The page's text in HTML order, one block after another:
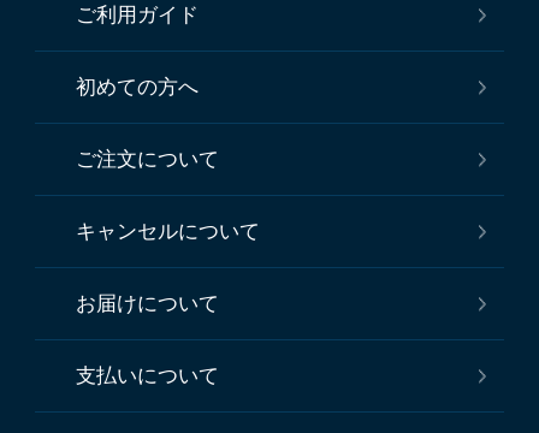
ご利用ガイド
初めての方へ
ご注文について
キャンセルについて
お届けについて
支払いについて